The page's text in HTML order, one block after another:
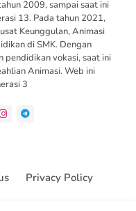
2009, sampai saat ini
13. Pada tahun 2021,
Keunggulan, Animasi
di SMK. Dengan
pendidikan vokasi, saat ini
Animasi. Web ini
3
Privacy Policy